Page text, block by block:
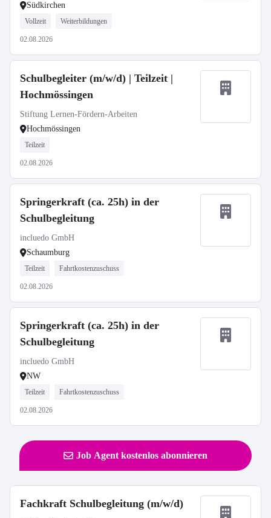
Südkirchen
Vollzeit Weiterbildungen
02.08.2026
Schulbegleiter (m/w/d) | Teilzeit |
Hochmössingen
Stiftung Lernen-Fördern-Arbeiten
Hochmössingen
Teilzeit
02.08.2026
Springerkraft (ca. 25h) in der
Schulbegleitung
incluedo GmbH
Schaumburg
Teilzeit Fahrtkostenzuschuss
02.08.2026
Springerkraft (ca. 25h) in der
Schulbegleitung
incluedo GmbH
NW
Teilzeit Fahrtkostenzuschuss
02.08.2026
Job Agent kostenlos abonnieren
Fachkraft Schulbegleitung (m/w/d)